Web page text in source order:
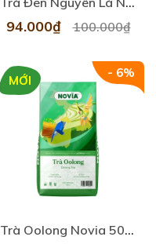
94.000₫ 100.000₫
- 6%
MỚI
Trà Oolong Novia 500gr